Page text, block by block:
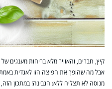
קיץ, חברים, והאוויר מלא בריחות מענגים
אבל מה שהופך את הפיצה הזו לאגדית
מנוסה לא תצליח ללא: הגבינה! במתכון